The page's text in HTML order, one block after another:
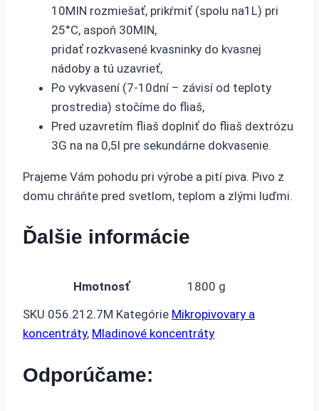
10MIN rozmiešať, prikŕmiť (spolu na1L) pri
25°C, aspoň 30MIN,
pridať rozkvasené kvasninky do kvasnej
nádoby a tú uzavrieť,
Po vykvasení (7-10dní – závisí od teploty
prostredia) stočíme do fliaš,
Pred uzavretím fliaš doplniť do fliaš dextrózu
3G na na 0,5l pre sekundárne dokvasenie.
Prajeme Vám pohodu pri výrobe a pití piva. Pivo z
domu chráňte pred svetlom, teplom a zlými luďmi.
Ďalšie informácie
Hmotnosť
1800 g
SKU 056.212.7M Kategórie Mikropivovary a
koncentráty, Mladinové koncentráty
Odporúčame: